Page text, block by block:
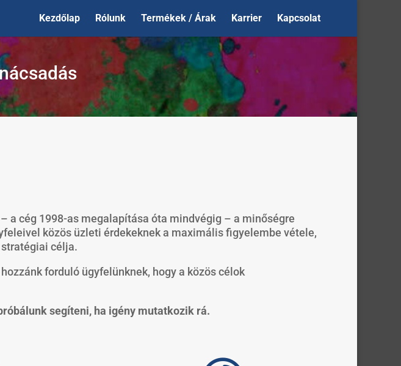
Kezdőlap Rólunk Termékek / Árak Karrier Kapcsolat
a cég 1998-as megalapítása óta mindvégig – a minőségre
közös üzleti érdekeknek a maximális figyelembe vétele,
célja.
forduló ügyfelünknek, hogy a közös célok
segíteni, ha igény mutatkozik rá.